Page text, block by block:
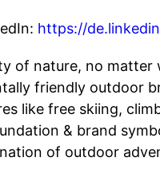
https://
of nature, no matter
friendly outdoor
like free skiing,
& brand
of outdoor